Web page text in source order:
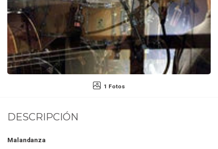
1 Fotos
DESCRIPCIÓN
Malandanza